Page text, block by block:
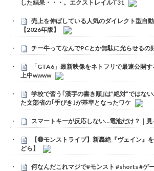
した結果・・・。エクストレイルT31
売上を伸ばしている人気のダイレクト型自
【2026年版】
チー牛ってなんでPCとか無駄に光らせるの
「GTA6」最新映像をネトフリで最速公開
上中wwww
学校で習う｢漢字の書き順｣は”絶対”ではな
た文部省の｢手びき｣が基準となったワケ
スマートキーが反応しない…電池だけ？｜
【🔴モンストライブ】新轟絶『ヴェイン』
どら】
何なんだこれマジで#モンスト #shorts #ゲ